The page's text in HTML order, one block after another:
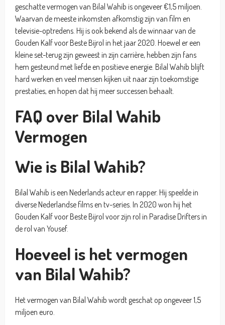
geschatte vermogen van Bilal Wahib is ongeveer €1,5 miljoen.
Waarvan de meeste inkomsten afkomstig zijn van film en
televisie-optredens. Hij is ook bekend als de winnaar van de
Gouden Kalf voor Beste Bijrol in het jaar 2020. Hoewel er een
kleine set-terug zijn geweest in zijn carrière, hebben zijn fans
hem gesteund met liefde en positieve energie. Bilal Wahib blijft
hard werken en veel mensen kijken uit naar zijn toekomstige
prestaties, en hopen dat hij meer successen behaalt.
FAQ over Bilal Wahib
Vermogen
Wie is Bilal Wahib?
Bilal Wahib is een Nederlands acteur en rapper. Hij speelde in
diverse Nederlandse films en tv-series. In 2020 won hij het
Gouden Kalf voor Beste Bijrol voor zijn rol in Paradise Drifters in
de rol van Yousef.
Hoeveel is het vermogen
van Bilal Wahib?
Het vermogen van Bilal Wahib wordt geschat op ongeveer 1,5
miljoen euro.